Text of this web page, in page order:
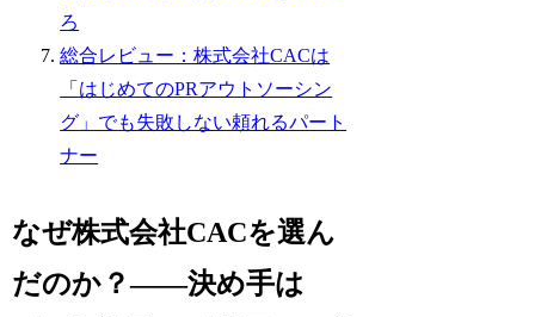
ろ
総合レビュー：株式会社CACは
「はじめてのPRアウトソーシン
グ」でも失敗しない頼れるパート
ナー
なぜ株式会社CACを選ん
だのか？——決め手は